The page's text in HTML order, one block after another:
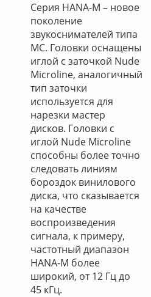
Серия HANA-M – новое
поколение
звукоснимателей типа
МС. Головки оснащены
иглой с заточкой Nude
Microline, аналогичный
тип заточки
используется для
нарезки мастер
дисков. Головки с
иглой Nude Microline
способны более точно
следовать линиям
бороздок винилового
диска, что сказывается
на качестве
воспроизведения
сигнала, к примеру,
частотный диапазон
HANA-M более
широкий, от 12 Гц до
45 кГц.